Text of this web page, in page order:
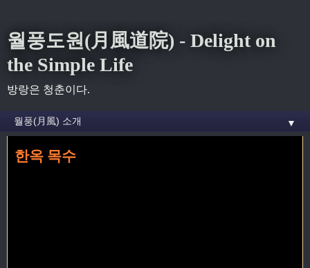
월풍도원(月風道院) - Delight on
the Simple Life
방랑은 청춘이다.
▼
홈» 전통 꼬리가 달린 글
한옥 목수